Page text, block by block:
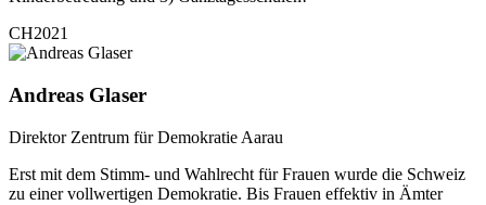
CH2021
Andreas Glaser
Direktor Zentrum für Demokratie Aarau
Erst mit dem Stimm- und Wahlrecht für Frauen wurde die Schweiz
zu einer vollwertigen Demokratie. Bis Frauen effektiv in Ämter